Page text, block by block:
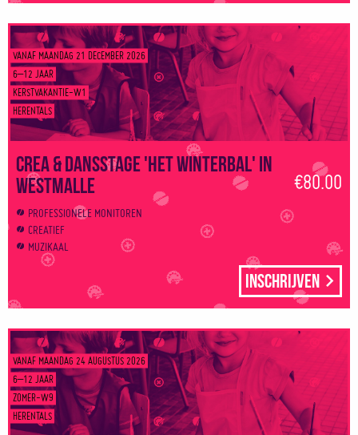
VANAF MAANDAG 21 DECEMBER 2026
6–12 JAAR
KERSTVAKANTIE-W1
HERENTALS
Crea & Dansstage 'Het winterbal' in
Westmalle
€80.00
PROFESSIONELE MONITOREN
CREATIEF
MUZIKAAL
Inschrijven
VANAF MAANDAG 24 AUGUSTUS 2026
6–12 JAAR
ZOMER-W9
HERENTALS